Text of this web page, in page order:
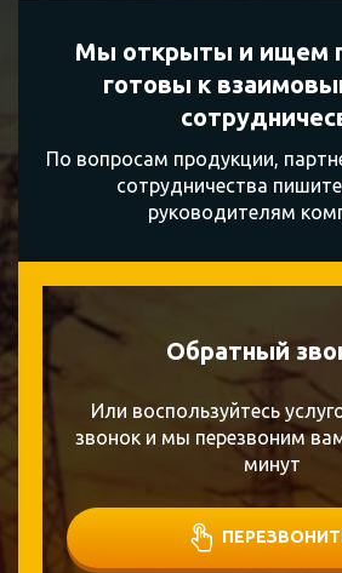
Мы открыты и ищем
готовы к
По вопросам продукции,
сотрудничества
руководителям
Обратный
Или воспользуйтесь
звонок и мы перезвоним
минут